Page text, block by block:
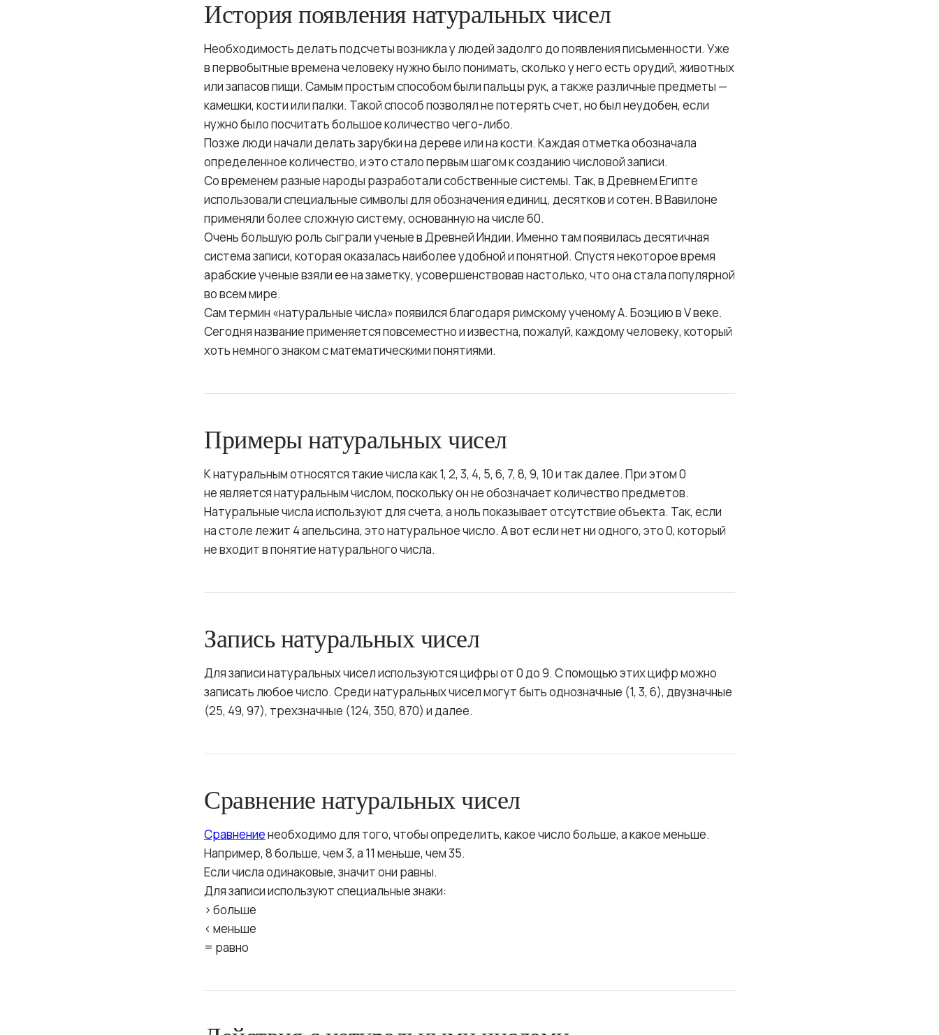
История появления натуральных чисел
Необходимость делать подсчеты возникла у людей задолго до появления письменности. Уже
в первобытные времена человеку нужно было понимать, сколько у него есть орудий, животных
или запасов пищи. Самым простым способом были пальцы рук, а также различные предметы —
камешки, кости или палки. Такой способ позволял не потерять счет, но был неудобен, если
нужно было посчитать большое количество чего-либо.
Позже люди начали делать зарубки на дереве или на кости. Каждая отметка обозначала
определенное количество, и это стало первым шагом к созданию числовой записи.
Со временем разные народы разработали собственные системы. Так, в Древнем Египте
использовали специальные символы для обозначения единиц, десятков и сотен. В Вавилоне
применяли более сложную систему, основанную на числе 60.
Очень большую роль сыграли ученые в Древней Индии. Именно там появилась десятичная
система записи, которая оказалась наиболее удобной и понятной. Спустя некоторое время
арабские ученые взяли ее на заметку, усовершенствовав настолько, что она стала популярной
во всем мире.
Сам термин «натуральные числа» появился благодаря римскому ученому А. Боэцию в V веке.
Сегодня название применяется повсеместно и известна, пожалуй, каждому человеку, который
хоть немного знаком с математическими понятиями.
Примеры натуральных чисел
К натуральным относятся такие числа как 1, 2, 3, 4, 5, 6, 7, 8, 9, 10 и так далее. При этом 0
не является натуральным числом, поскольку он не обозначает количество предметов.
Натуральные числа используют для счета, а ноль показывает отсутствие объекта. Так, если
на столе лежит 4 апельсина, это натуральное число. А вот если нет ни одного, это 0, который
не входит в понятие натурального числа.
Запись натуральных чисел
Для записи натуральных чисел используются цифры от 0 до 9. С помощью этих цифр можно
записать любое число. Среди натуральных чисел могут быть однозначные (1, 3, 6), двузначные
(25, 49, 97), трехзначные (124, 350, 870) и далее.
Сравнение натуральных чисел
Сравнениенеобходимо для того, чтобы определить, какое число больше, а какое меньше.
Например, 8 больше, чем 3, а 11 меньше, чем 35.
Если числа одинаковые, значит они равны.
Для записи используют специальные знаки:
> больше
< меньше
= равно